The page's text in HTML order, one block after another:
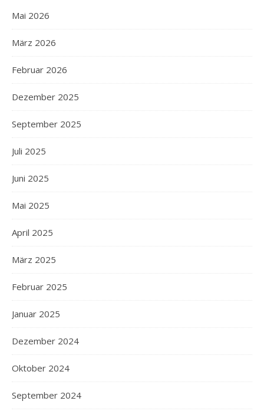
Mai 2026
März 2026
Februar 2026
Dezember 2025
September 2025
Juli 2025
Juni 2025
Mai 2025
April 2025
März 2025
Februar 2025
Januar 2025
Dezember 2024
Oktober 2024
September 2024